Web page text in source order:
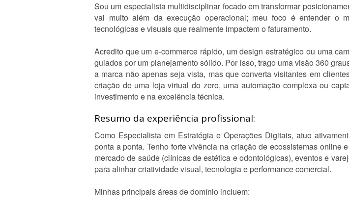
Sou um especialista multidisciplinar focado em transformar
vai muito além da execução operacional; meu foco é entender o
tecnológicas e visuais que realmente impactem o faturamento.
Acredito que um e-commerce rápido, um design estratégico ou uma
guiados por um planejamento sólido. Por isso, trago uma visão 360
a marca não apenas seja vista, mas que converta visitantes em
criação de uma loja virtual do zero, uma automação complexa ou
investimento e na excelência técnica.
Resumo da experiência profissional:
Como Especialista em Estratégia e Operações Digitais, atuo
ponta a ponta. Tenho forte vivência na criação de ecossistemas
mercado de saúde (clínicas de estética e odontológicas), eventos e
para alinhar criatividade visual, tecnologia e performance comercial.
Minhas principais áreas de domínio incluem: